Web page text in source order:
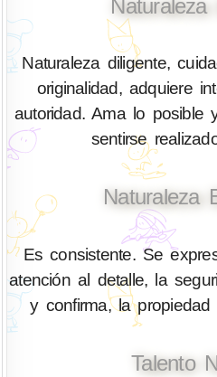
Naturaleza
Naturaleza diligente,
originalidad, adquiere
autoridad. Ama lo posible
sentirse
Naturaleza
Es consistente. Se
atención al detalle, la
y confirma, la
Talento